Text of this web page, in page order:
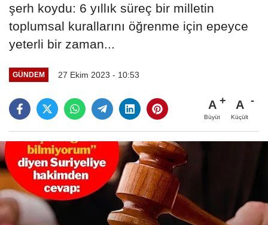
şerh koydu: 6 yıllık süreç bir milletin
toplumsal kurallarını öğrenme için epeyce
yeterli bir zaman...
GÜNDEM 27 Ekim 2023 - 10:53
A
Büyüt
A
Küçült